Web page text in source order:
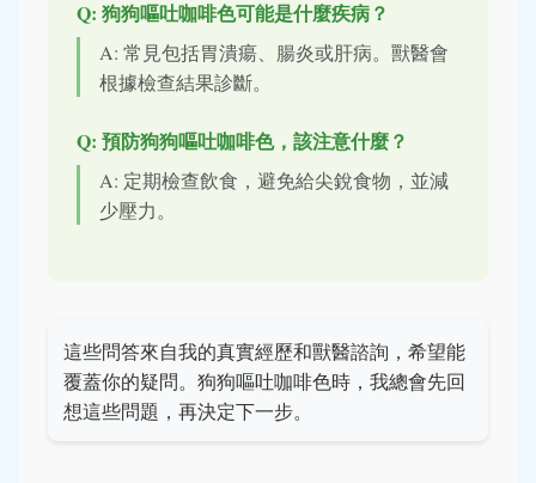
Q: 狗狗嘔吐咖啡色可能是什麼疾病？
A: 常見包括胃潰瘍、腸炎或肝病。獸醫會
根據檢查結果診斷。
Q: 預防狗狗嘔吐咖啡色，該注意什麼？
A: 定期檢查飲食，避免給尖銳食物，並減
少壓力。
這些問答來自我的真實經歷和獸醫諮詢，希望能
覆蓋你的疑問。狗狗嘔吐咖啡色時，我總會先回
想這些問題，再決定下一步。